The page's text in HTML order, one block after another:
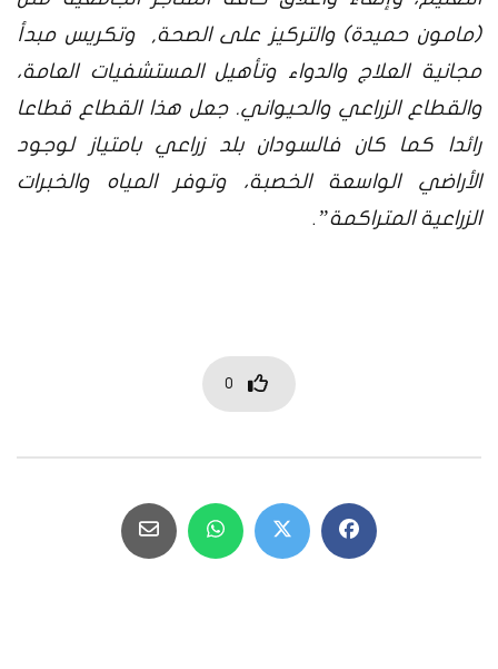
(مامون حميدة) والتركيز على الصحة, وتكريس مبدأ
مجانية العلاج والدواء وتأهيل المستشفيات العامة،
والقطاع الزراعي والحيواني. جعل هذا القطاع قطاعا
رائدا كما كان فالسودان بلد زراعي بامتياز لوجود
الأراضي الواسعة الخصبة، وتوفر المياه والخبرات
الزراعية المتراكمة” .
0